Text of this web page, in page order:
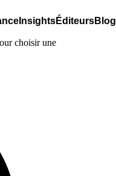
InsightsÉditeursBlog
choisir une